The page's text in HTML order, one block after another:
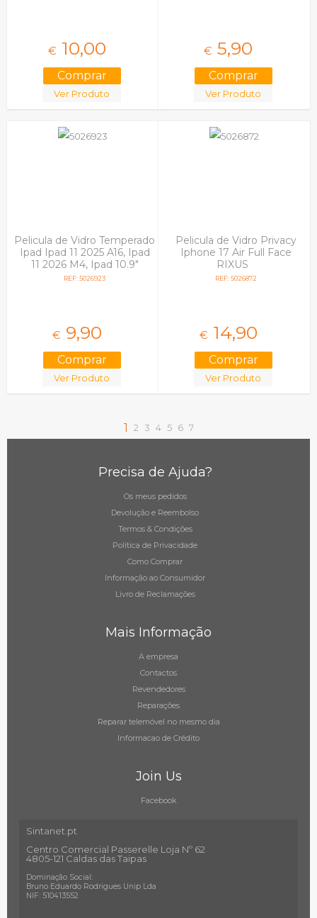
€ 10,00
Ver Produto
€ 5,90
Ver Produto
Pelicula de Vidro Temperado
Ipad Ipad 11 2025 A16, Ipad
11 2026 M4, Ipad 10.9"
2022
REF: 5026923
€ 9,90
Ver Produto
Pelicula de Vidro Privacy
Iphone 17 Air Full Face
RIXUS
REF: 5026872
€ 14,90
Ver Produto
1 2 3 4 5 6 7
Precisa de Ajuda?
Os meus pedidos
Devolução e Reembolso
Termos & Condições
Política de Privacidade
Como Comprar
Informação ao Consumidor
Livro de Reclamações
Mais Informação
A empresa
Contactos
Revendedores
Reparações
Reparar telemóvel no mesmo dia
Informacao de Crédito
Join Us
Facebook
Sintanet.pt
Centro Comercial Passerelle Loja Nº 62
4805-121 Caldas das Taipas
Dominação Social:
Bruno Eduardo Rodrigues Unip Lda
NIF: 510413552